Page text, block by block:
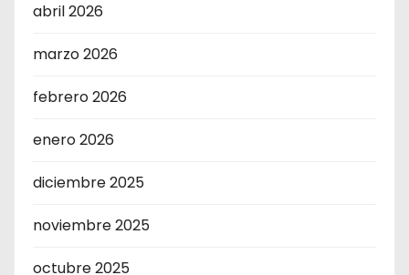
abril 2026
marzo 2026
febrero 2026
enero 2026
diciembre 2025
noviembre 2025
octubre 2025